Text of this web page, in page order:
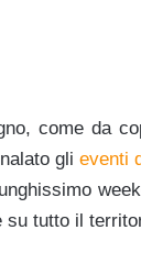
come da
glieventi
su tutto il